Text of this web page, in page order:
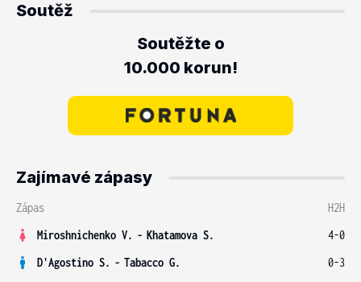
Soutěž
Soutěžte o
10.000 korun!
Zajímavé zápasy
Zápas
H2H
Miroshnichenko V. - Khatamova S.
4-0
D'Agostino S. - Tabacco G.
0-3